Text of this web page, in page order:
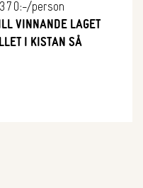
person
VINNANDE LAGET
I KISTAN SÅ